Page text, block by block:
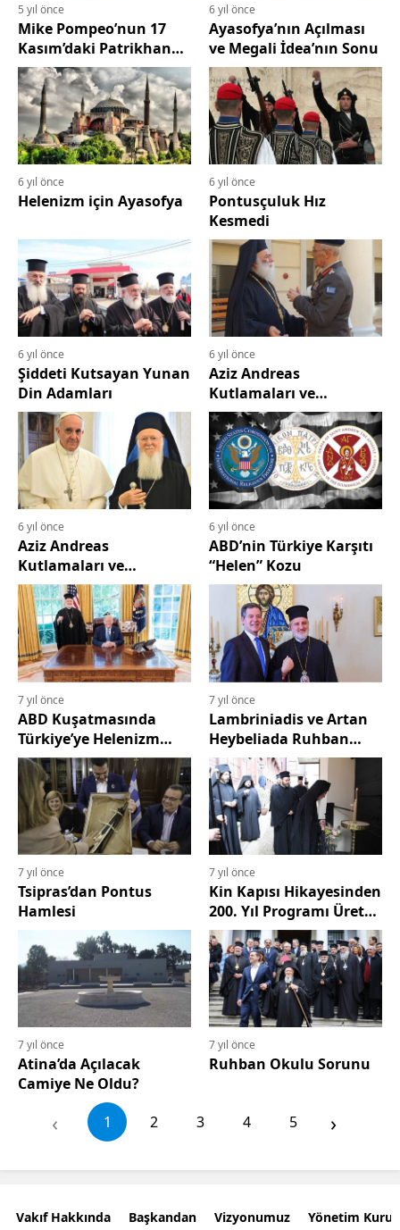
5 yıl önce
Mike Pompeo’nun 17
Kasım’daki Patrikhane
Ziyareti
6 yıl önce
Ayasofya’nın Açılması
ve Megali İdea’nın Sonu
6 yıl önce
Helenizm için Ayasofya
6 yıl önce
Pontusçuluk Hız
Kesmedi
6 yıl önce
Şiddeti Kutsayan Yunan
Din Adamları
6 yıl önce
Aziz Andreas
Kutlamaları ve
Yunanistan-Mısır
İşbirliği
6 yıl önce
Aziz Andreas
Kutlamaları ve
Patrikhane-Vatikan
İşbirliği
6 yıl önce
ABD’nin Türkiye Karşıtı
“Helen” Kozu
7 yıl önce
ABD Kuşatmasında
Türkiye’ye Helenizm
Baskısı
7 yıl önce
Lambriniadis ve Artan
Heybeliada Ruhban
Okulu Baskısı
7 yıl önce
Tsipras’dan Pontus
Hamlesi
7 yıl önce
Kin Kapısı Hikayesinden
200. Yıl Programı Üreten
Yunanistan
7 yıl önce
Atina’da Açılacak
Camiye Ne Oldu?
7 yıl önce
Ruhban Okulu Sorunu
‹ 1 2 3 4 5 ›
Vakıf Hakkında Başkandan Vizyonumuz Yönetim